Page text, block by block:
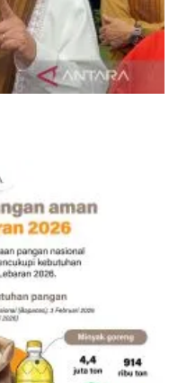
DKI masih aman di